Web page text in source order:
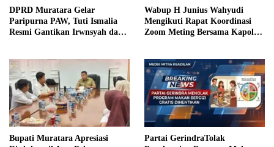
DPRD Muratara Gelar
Paripurna PAW, Tuti Ismalia
Resmi Gantikan Irwnsyah dari
Wabup H Junius Wahyudi
Mengikuti Rapat Koordinasi
Zoom Meting Bersama Kapolres
Bupati Muratara Apresiasi
Partai GerindraTolak